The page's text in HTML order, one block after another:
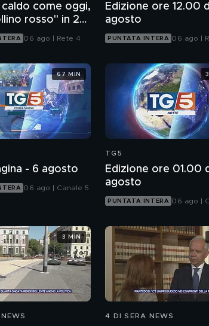
caldo come oggi,
rosso" in 27
06 ago | Rete 4
Edizione ore 12.00
agosto
PUNTATA INTERA 06 ago |
- 6 agosto
06 ago | Canale 5
67 MIN
TG5
Edizione ore 01.00
agosto
PUNTATA INTERA 06 ago |
3 MIN
4 DI SERA NEWS